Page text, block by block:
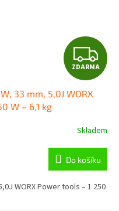
Z
D
R
M
A
ZDARMA
33 mm, 5,0J WORX
W – 6,1 kg
Skladem
Do košíku
WORX Power tools – 1 250